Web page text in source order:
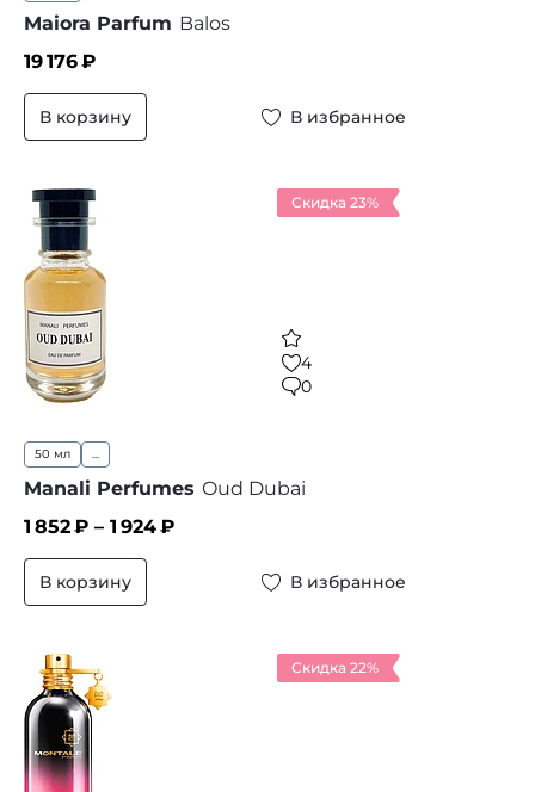
Maiora Parfum Balos
19 176₽
В корзину В избранное
Скидка 23%
4
0
50 мл ...
Manali Perfumes Oud Dubai
1 852₽ – 1 924₽
В корзину В избранное
Скидка 22%